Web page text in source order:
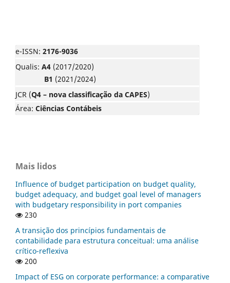
e-ISSN: 2176-9036
Qualis: A4 (2017/2020)
B1 (2021/2024)
JCR (Q4 – nova classificação da CAPES)
Área: Ciências Contábeis
Mais lidos
Influence of budget participation on budget quality,
budget adequacy, and budget goal level of managers
with budgetary responsibility in port companies
230
A transição dos princípios fundamentais de
contabilidade para estrutura conceitual: uma análise
crítico-reflexiva
200
Impact of ESG on corporate performance: a comparative